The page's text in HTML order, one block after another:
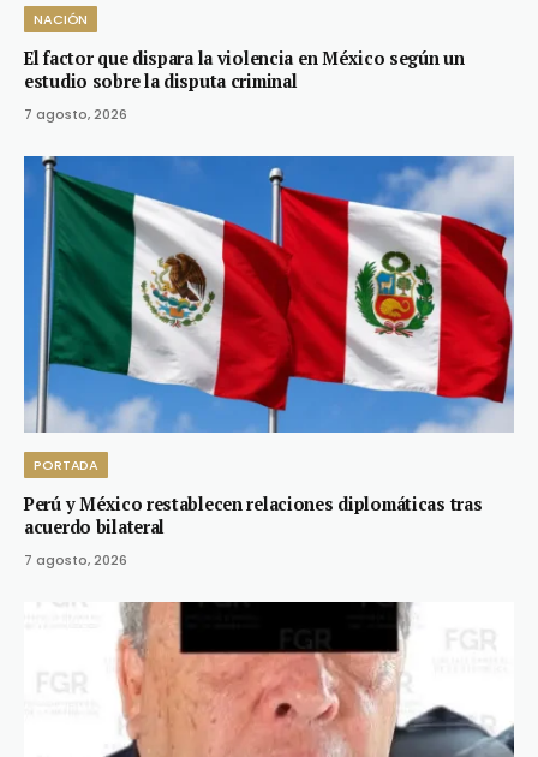
NACIÓN
El factor que dispara la violencia en México según un
estudio sobre la disputa criminal
7 agosto, 2026
PORTADA
Perú y México restablecen relaciones diplomáticas tras
acuerdo bilateral
7 agosto, 2026